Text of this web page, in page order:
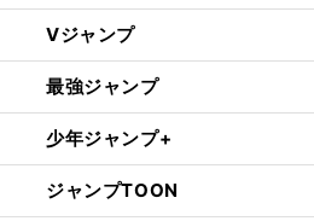
Vジャンプ
最強ジャンプ
少年ジャンプ+
ジャンプTOON